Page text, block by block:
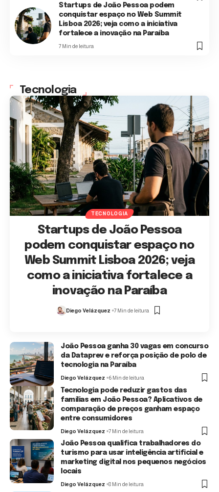
Startups de João Pessoa podem
conquistar espaço no Web Summit
Lisboa 2026; veja como a iniciativa
fortalece a inovação na Paraíba
7 Min de leitura
Tecnologia
TECNOLOGIA
Startups de João Pessoa
podem conquistar espaço no
Web Summit Lisboa 2026; veja
como a iniciativa fortalece a
inovação na Paraíba
Diego Velázquez 7 Min de leitura
João Pessoa ganha 30 vagas em concurso
da Dataprev e reforça posição de polo de
tecnologia na Paraíba
Diego Velázquez 6 Min de leitura
Tecnologia pode reduzir gastos das
famílias em João Pessoa? Aplicativos de
comparação de preços ganham espaço
entre consumidores
Diego Velázquez 7 Min de leitura
João Pessoa qualifica trabalhadores do
turismo para usar inteligência artificial e
marketing digital nos pequenos negócios
locais
Diego Velázquez 8 Min de leitura